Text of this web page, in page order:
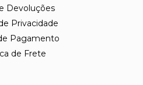
Devoluções
Privacidade
Pagamento
de Frete